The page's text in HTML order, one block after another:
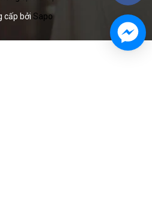
cấp bởi Sapo